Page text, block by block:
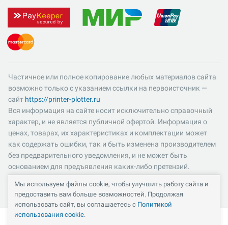
Частичное или полное копирование любых материалов сайта
возможно только с указанием ссылки на первоисточник —
сайт https://printer-plotter.ru
Вся информация на сайте носит исключительно справочный
характер, и не является публичной офертой. Информация о
ценах, товарах, их характеристиках и комплектации может
как содержать ошибки, так и быть изменена производителем
без предварительного уведомления, и не может быть
основанием для предъявления каких-либо претензий.
Пожалуйста, уточняйте существенные для вас характеристики
и компоненты комплектации товаров. Все цены указаны в
российских рублях и включают в себя НДС 22%.
Мы используем файлы cookie, чтобы улучшить работу сайта и
предоставить вам больше возможностей. Продолжая
использовать сайт, вы соглашаетесь с Политикой
использования cookie.